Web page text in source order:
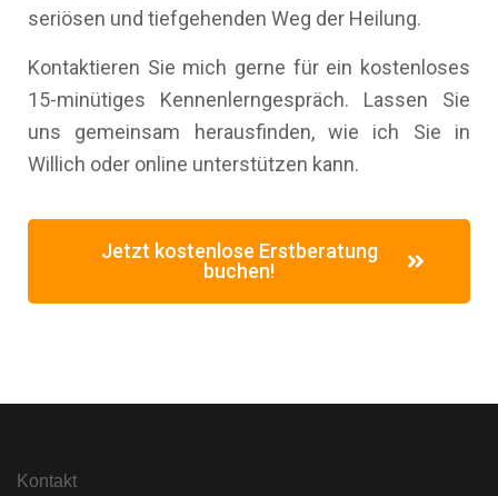
seriösen und tiefgehenden Weg der Heilung.
Kontaktieren Sie mich gerne für ein kostenloses
15-minütiges Kennenlerngespräch. Lassen Sie
uns gemeinsam herausfinden, wie ich Sie in
Willich oder online unterstützen kann.
Jetzt kostenlose Erstberatung
buchen!
Kontakt